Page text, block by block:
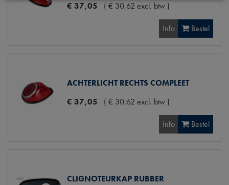
€ 37,05 ( € 30,62 excl. btw )
Info Bestel
ACHTERLICHT RECHTS COMPLEET
€ 37,05 ( € 30,62 excl. btw )
Info Bestel
CLIGNOTEURKAP RUBBER